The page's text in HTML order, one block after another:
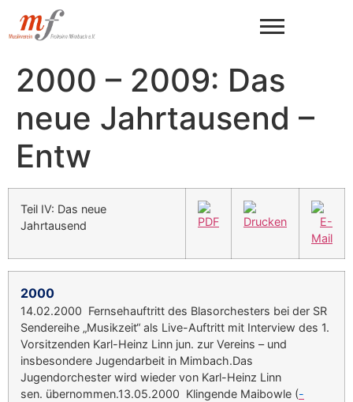
2000 – 2009: Das
neue Jahrtausend –
Entw
Teil IV: Das neue
Jahrtausend
2000
14.02.2000 Fernsehauftritt des Blasorchesters bei der SR
Sendereihe „Musikzeit“ als Live-Auftritt mit Interview des 1.
Vorsitzenden Karl-Heinz Linn jun. zur Vereins – und
insbesondere Jugendarbeit in Mimbach.Das
Jugendorchester wird wieder von Karl-Heinz Linn
sen. übernommen.13.05.2000 Klingende Maibowle (-